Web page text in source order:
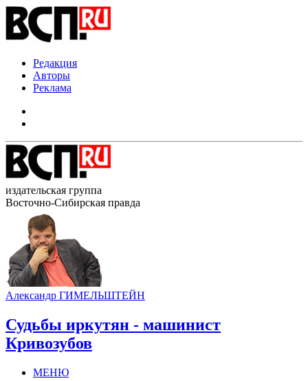
Редакция
Авторы
Реклама
издательская группа
Восточно-Сибирская правда
Александр ГИМЕЛЬШТЕЙН
Судьбы иркутян - машинист
Кривозубов
МЕНЮ